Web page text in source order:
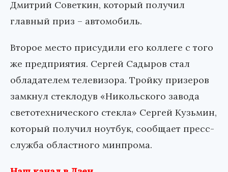
Дмитрий Советкин, который получил
главный приз – автомобиль.
Второе место присудили его коллеге с того
же предприятия. Сергей Садыров стал
обладателем телевизора. Тройку призеров
замкнул стеклодув «Никольского завода
светотехнического стекла» Сергей Кузьмин,
который получил ноутбук, сообщает пресс-
служба областного минпрома.